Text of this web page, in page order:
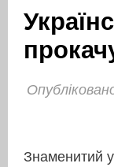
Знаменитий